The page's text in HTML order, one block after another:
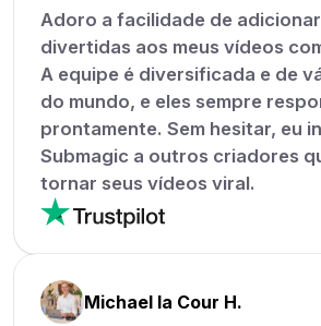
Adoro a facilidade de
divertidas aos meus vídeos
A equipe é diversificada e de
do mundo, e eles sempre
prontamente. Sem hesitar, eu
Submagic a outros criadores
tornar seus vídeos viral.
Michael la Cour H.